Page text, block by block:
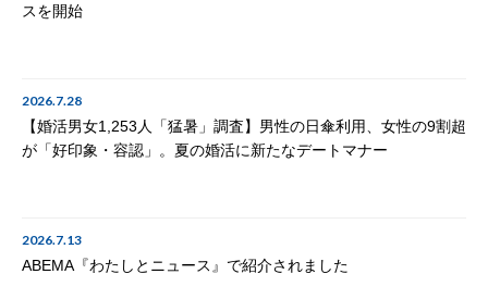
スを開始
2026.7.28
【婚活男女1,253人「猛暑」調査】男性の日傘利用、女性の9割超
が「好印象・容認」。夏の婚活に新たなデートマナー
2026.7.13
ABEMA『わたしとニュース』で紹介されました